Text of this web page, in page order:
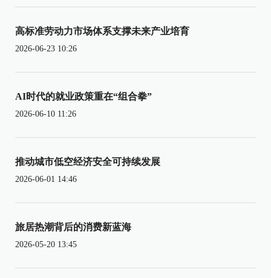
高标准劳动力市场体系支撑未来产业培育
2026-06-23 10:26
AI时代的就业政策重在“组合拳”
2026-06-10 11:26
推动城市低空经济安全可持续发展
2026-06-01 14:46
旅居热潮背后的消费新蓝海
2026-05-20 13:45